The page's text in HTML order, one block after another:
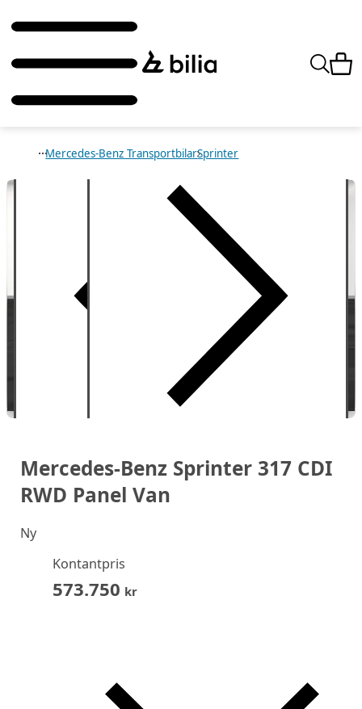
Mercedes-Benz TransportbilarSprinter
Mercedes-Benz Sprinter 317 CDI
RWD Panel Van
Ny
Kontantpris
573.750 kr